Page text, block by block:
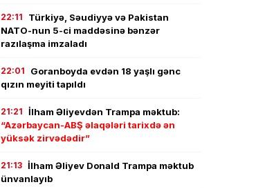
22:11
Türkiyə, Səudiyyə və Pakistan
NATO-nun 5-ci maddəsinə bənzər
razılaşma imzaladı
22:01
Goranboyda evdən 18 yaşlı gənc
qızın meyiti tapıldı
21:21 İlham Əliyevdən Trampa məktub:
“Azərbaycan-ABŞ əlaqələri tarixdə ən
yüksək zirvədədir”
21:13 İlham Əliyev Donald Trampa məktub
ünvanlayıb